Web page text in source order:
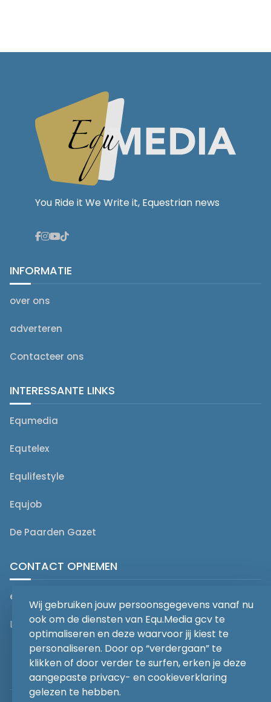
You Ride it We Write it, Equestrian news
INFORMATIE
over ons
adverteren
Contacteer ons
INTERESSANTE LINKS
Equmedia
Equtelex
Equlifestyle
Equjob
De Paarden Gazet
CONTACT OPNEMEN
editorial@equmedia.be
Langendamdreef 22 9880 Aalter België
Wij gebruiken jouw persoonsgegevens vanaf nu
ook om de diensten van Equ.Media gcv te
optimaliseren en deze waarvoor jij kiest te
personaliseren. Door op “verdergaan” te
klikken of door verder te surfen, erken je deze
aangepaste privacy- en cookieverklaring
gelezen te hebben.